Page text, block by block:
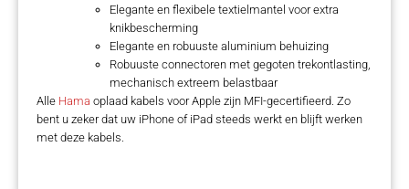
Elegante en flexibele textielmantel voor extra
knikbescherming
Elegante en robuuste aluminium behuizing
Robuuste connectoren met gegoten trekontlasting,
mechanisch extreem belastbaar
Alle Hama oplaad kabels voor Apple zijn MFI-gecertifieerd. Zo
bent u zeker dat uw iPhone of iPad steeds werkt en blijft werken
met deze kabels.